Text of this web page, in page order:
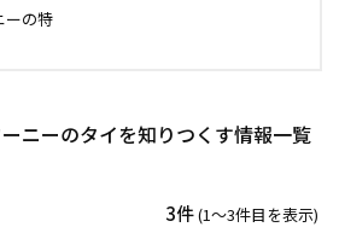
ーの特
ニーのタイを知りつくす情報一覧
3件(1〜3件目を表示)